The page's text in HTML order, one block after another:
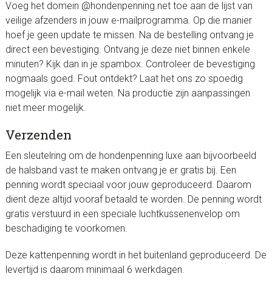
Voeg het domein @hondenpenning.net toe aan de lijst van
veilige afzenders in jouw e-mailprogramma. Op die manier
hoef je geen update te missen. Na de bestelling ontvang je
direct een bevestiging. Ontvang je deze niet binnen enkele
minuten? Kijk dan in je spambox. Controleer de bevestiging
nogmaals goed. Fout ontdekt? Laat het ons zo spoedig
mogelijk via e-mail weten. Na productie zijn aanpassingen
niet meer mogelijk.
Verzenden
Een sleutelring om de hondenpenning luxe aan bijvoorbeeld
de halsband vast te maken ontvang je er gratis bij. Een
penning wordt speciaal voor jouw geproduceerd. Daarom
dient deze altijd vooraf betaald te worden. De penning wordt
gratis verstuurd in een speciale luchtkussenenvelop om
beschadiging te voorkomen.
Deze kattenpenning wordt in het buitenland geproduceerd. De
levertijd is daarom minimaal 6 werkdagen.